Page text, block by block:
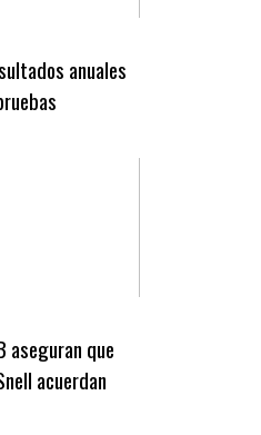
anuales
aseguran que
acuerdan